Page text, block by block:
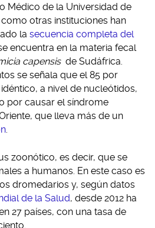
Médico de la Universidad de
otras instituciones han
la secuencia completa del
encuentra en la materia fecal
capensis de Sudáfrica.
se señala que el 85 por
a nivel de nucleótidos,
por causar el síndrome
que lleva más de un
zoonótico, es decir, que se
a humanos. En este caso es
dromedarios y, según datos
de la Salud, desde 2012 ha
27 países, con una tasa de